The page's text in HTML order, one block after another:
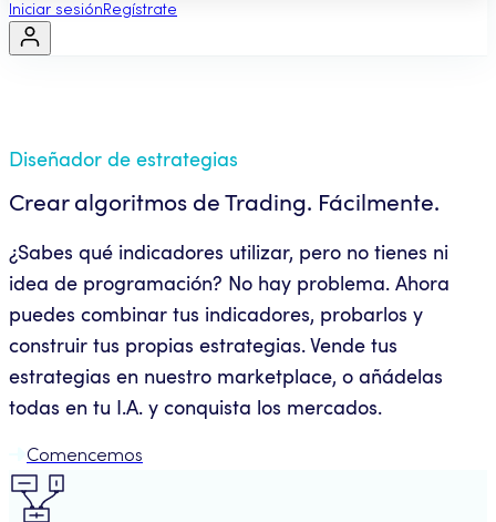
Iniciar sesión Regístrate
Diseñador de estrategias
Crear algoritmos de Trading. Fácilmente.
¿Sabes qué indicadores utilizar, pero no tienes ni
idea de programación? No hay problema. Ahora
puedes combinar tus indicadores, probarlos y
construir tus propias estrategias. Vende tus
estrategias en nuestro marketplace, o añádelas
todas en tu I.A. y conquista los mercados.
Comencemos